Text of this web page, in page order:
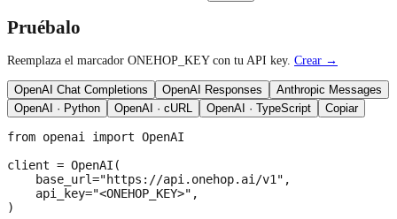
Pruébalo
Reemplaza el marcador ONEHOP_KEY con tu API key. Crear →
OpenAI Chat Completions OpenAI Responses
Anthropic Messages
OpenAI · Python
OpenAI · cURL OpenAI · TypeScript Copiar
from openai import OpenAI
client = OpenAI(
    base_url="https://api.onehop.ai/v1",
    api_key="<ONEHOP_KEY>",
)